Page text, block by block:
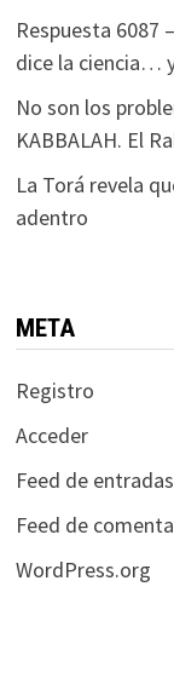
Respuesta 6087
dice la ciencia…
No son los
KABBALAH. El
La Torá revela
adentro
META
Registro
Acceder
Feed de entradas
Feed de
WordPress.org